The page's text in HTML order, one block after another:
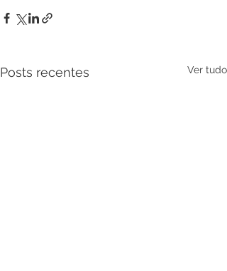
Posts recentes Ver tudo